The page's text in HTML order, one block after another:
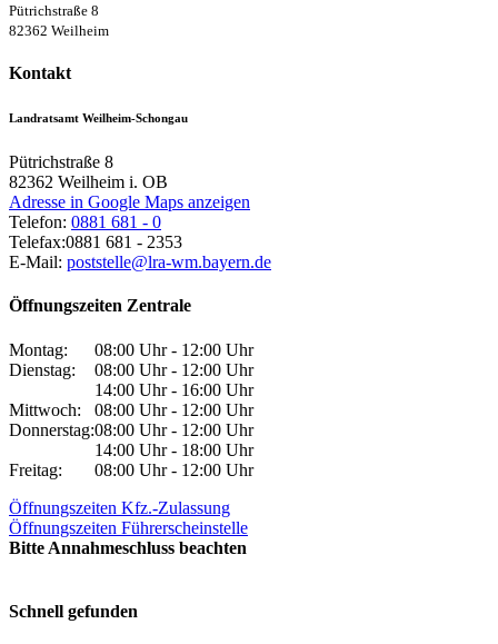
Pütrichstraße 8
82362 Weilheim
Kontakt
Landratsamt Weilheim-Schongau
Pütrichstraße 8
82362 Weilheim i. OB
Adresse in Google Maps anzeigen
Telefon: 0881 681 - 0
Telefax:0881 681 - 2353
E-Mail: poststelle@lra-wm.bayern.de
Öffnungszeiten Zentrale
Montag:
08:00 Uhr - 12:00 Uhr
Dienstag:
08:00 Uhr - 12:00 Uhr
14:00 Uhr - 16:00 Uhr
Mittwoch:
08:00 Uhr - 12:00 Uhr
Donnerstag:08:00 Uhr - 12:00 Uhr
14:00 Uhr - 18:00 Uhr
Freitag:
08:00 Uhr - 12:00 Uhr
Öffnungszeiten Kfz.-Zulassung
Öffnungszeiten Führerscheinstelle
Bitte Annahmeschluss beachten
Schnell gefunden